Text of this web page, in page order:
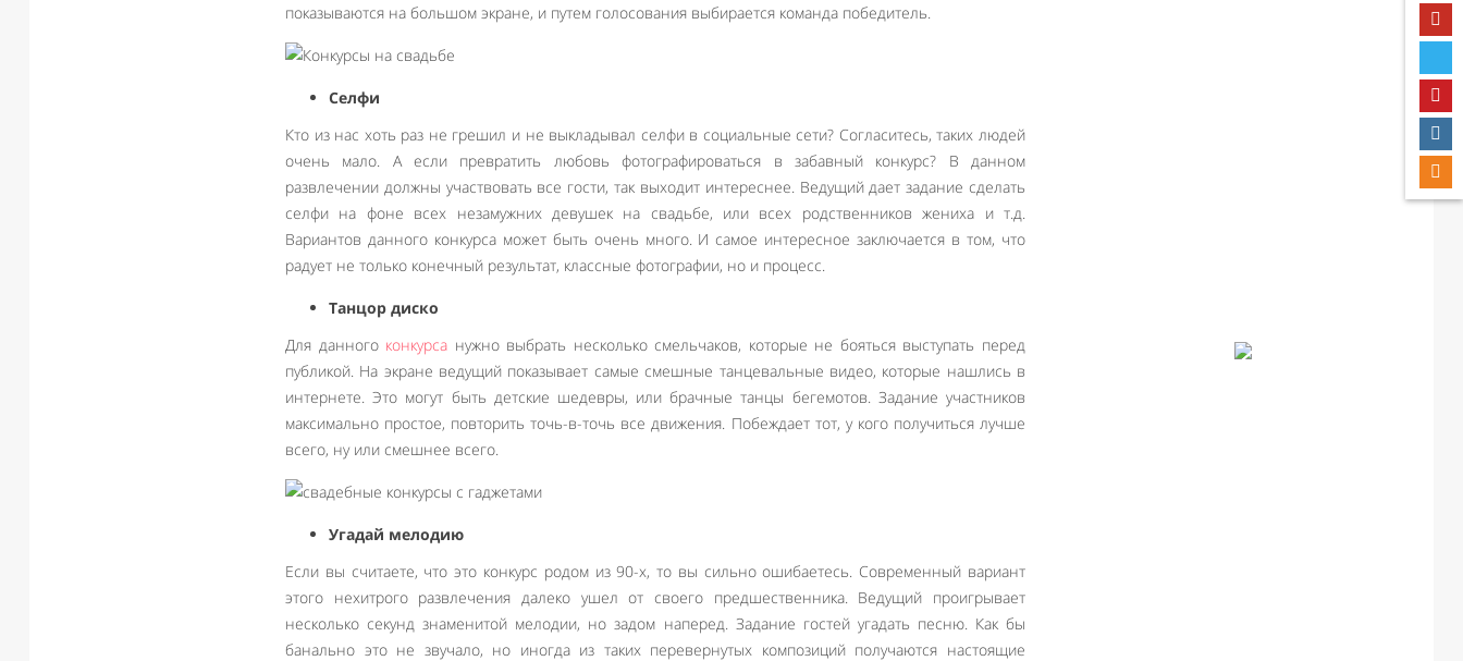
показываются на большом экране, и путем голосования выбирается команда победитель.
Селфи
Кто из нас хоть раз не грешил и не выкладывал селфи в социальные сети? Согласитесь, таких людей
очень мало. А если превратить любовь фотографироваться в забавный конкурс? В данном
развлечении должны участвовать все гости, так выходит интереснее. Ведущий дает задание сделать
селфи на фоне всех незамужних девушек на свадьбе, или всех родственников жениха и т.д.
Вариантов данного конкурса может быть очень много. И самое интересное заключается в том, что
радует не только конечный результат, классные фотографии, но и процесс.
Танцор диско
Для данного конкурса нужно выбрать несколько смельчаков, которые не бояться выступать перед
публикой. На экране ведущий показывает самые смешные танцевальные видео, которые нашлись в
интернете. Это могут быть детские шедевры, или брачные танцы бегемотов. Задание участников
максимально простое, повторить точь-в-точь все движения. Побеждает тот, у кого получиться лучше
всего, ну или смешнее всего.
Угадай мелодию
Если вы считаете, что это конкурс родом из 90-х, то вы сильно ошибаетесь. Современный вариант
этого нехитрого развлечения далеко ушел от своего предшественника. Ведущий проигрывает
несколько секунд знаменитой мелодии, но задом наперед. Задание гостей угадать песню. Как бы
банально это не звучало, но иногда из таких перевернутых композиций получаются настоящие